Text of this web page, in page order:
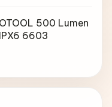
500 Lumen
6603